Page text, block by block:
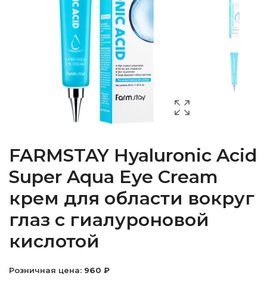
FARMSTAY Hyaluronic Acid
Super Aqua Eye Cream
крем для области вокруг
глаз с гиалуроновой
кислотой
Розничная цена: 960 ₽